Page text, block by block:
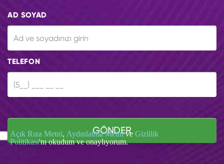
AD SOYAD
TELEFON
GÖNDER
Açık Rıza Metni, Aydınlatma Metnive Gizlilik
Politikası'nı okudum ve onaylıyorum.